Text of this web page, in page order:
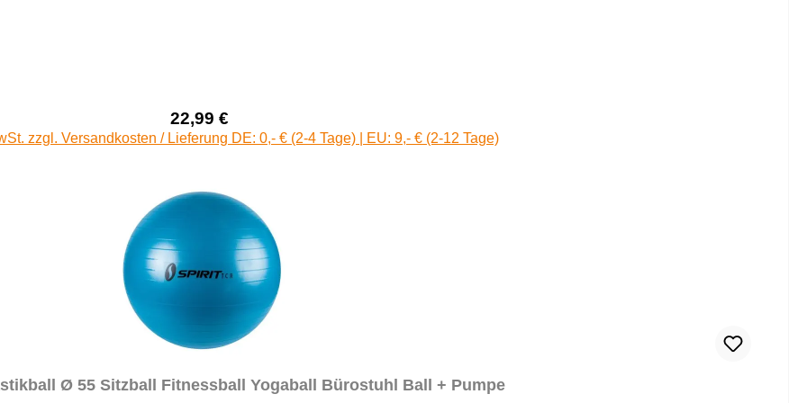
Verkaufspreis:
22,99 €
Regulärer Preis:
zzgl. Versandkosten / Lieferung DE: 0,- € (2-4 Tage) | EU: 9,- € (2-12 Tage)
Ø 55 Sitzball Fitnessball Yogaball Bürostuhl Ball + Pumpe